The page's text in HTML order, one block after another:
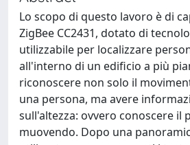
Lo scopo di questo lavoro è di
ZigBee CC2431, dotato di
utilizzabile per localizzare
all'interno di un edificio a più
riconoscere non solo il
una persona, ma avere
sull'altezza: ovvero conoscere il
muovendo. Dopo una